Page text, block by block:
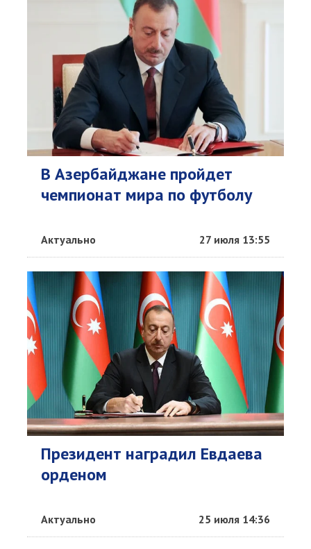
В Азербайджане пройдет
чемпионат мира по футболу
Актуально 27 июля 13:55
Президент наградил Евдаева
орденом
Актуально 25 июля 14:36